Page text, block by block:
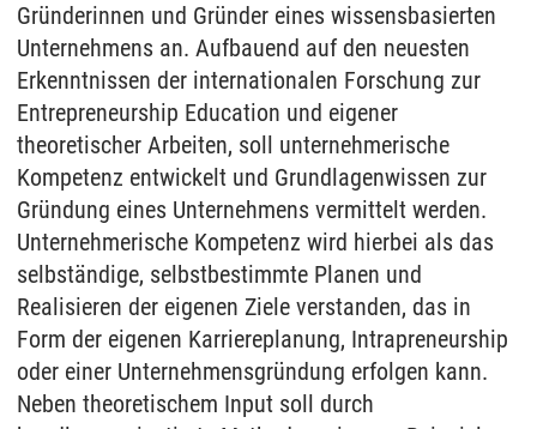
Gründerinnen und Gründer eines wissensbasierten
Unternehmens an. Aufbauend auf den neuesten
Erkenntnissen der internationalen Forschung zur
Entrepreneurship Education und eigener
theoretischer Arbeiten, soll unternehmerische
Kompetenz entwickelt und Grundlagenwissen zur
Gründung eines Unternehmens vermittelt werden.
Unternehmerische Kompetenz wird hierbei als das
selbständige, selbstbestimmte Planen und
Realisieren der eigenen Ziele verstanden, das in
Form der eigenen Karriereplanung, Intrapreneurship
oder einer Unternehmensgründung erfolgen kann.
Neben theoretischem Input soll durch